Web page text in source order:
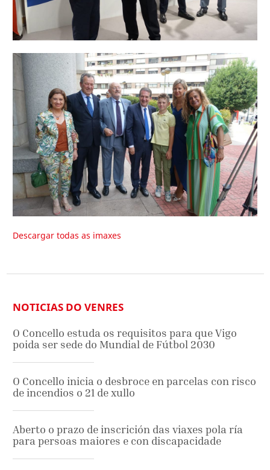
Descargar todas as imaxes
NOTICIAS DO VENRES
O Concello estuda os requisitos para que Vigo
poida ser sede do Mundial de Fútbol 2030
O Concello inicia o desbroce en parcelas con risco
de incendios o 21 de xullo
Aberto o prazo de inscrición das viaxes pola ría
para persoas maiores e con discapacidade